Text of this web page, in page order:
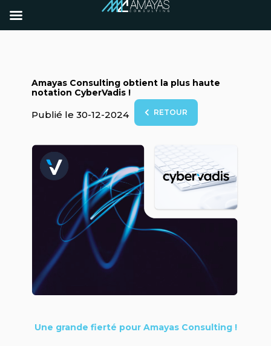
Amayas Consulting obtient la plus haute
notation CyberVadis !
Publié le 30-12-2024 RETOUR
Une grande fierté pour Amayas Consulting !